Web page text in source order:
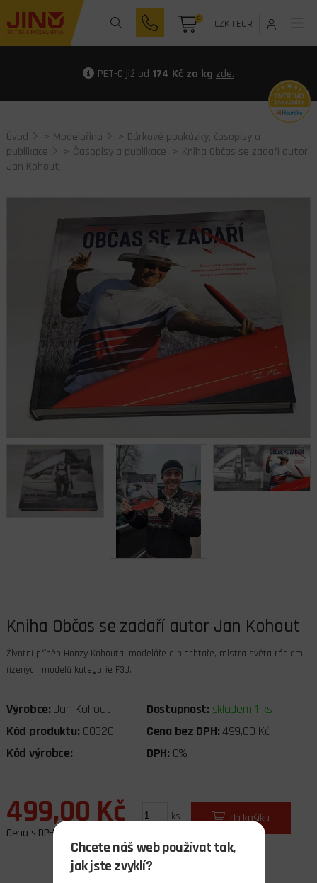
0 CZK| EUR
PET-G již od 174 Kč za kg zde.
Úvod > Modelařina > Dárkové poukázky, časopisy a
publikace
> Časopisy a publikace > Kniha Občas se zadaří autor
Jan Kohout
Kniha Občas se zadaří autor Jan Kohout
Životní příběh Honzy Kohouta, modeláře a plachtaře, mistra světa rádiem
řízených modelů kategorie F3J.
Výrobce: Jan Kohout Dostupnost: skladem 1 ks
Kód produktu: 00320 Cena bez DPH: 499,00 Kč
Kód výrobce:
DPH: 0%
499,00 Kč
Cena s DPH
ks do košíku
Chcete náš web používat tak,
jak jste zvyklí?